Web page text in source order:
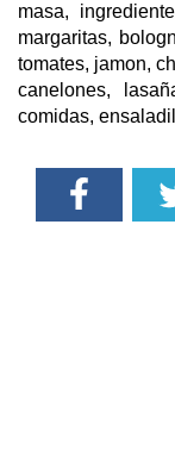
masa,
margaritas,
tomates, jamon,
canelones,
comidas,